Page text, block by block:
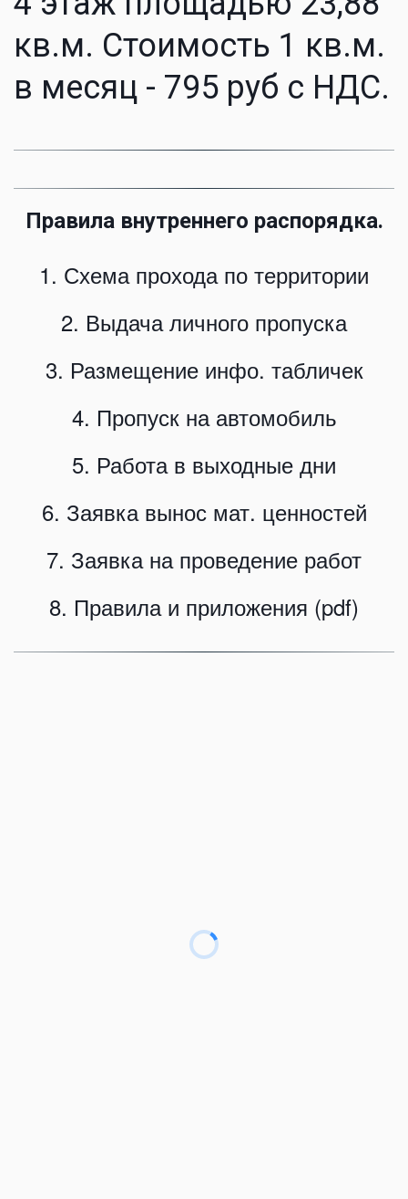
кв.м. Стоимость 1 кв.м.
в месяц - 795 руб с НДС.
Правила внутреннего распорядка.
1. Схема прохода по территории
2. Выдача личного пропуска
3. Размещение инфо. табличек
4. Пропуск на автомобиль
5. Работа в выходные дни
6. Заявка вынос мат. ценностей
7. Заявка на проведение работ
8. Правила и приложения (pdf)